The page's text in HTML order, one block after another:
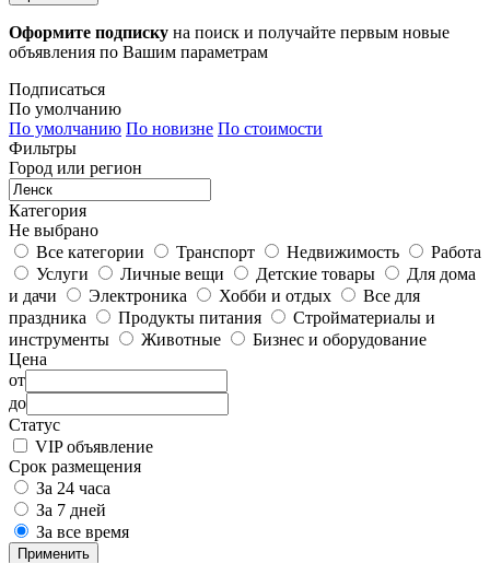
Оформите подписку на поиск и получайте первым новые
объявления по Вашим параметрам
Подписаться
По умолчанию
По умолчанию По новизне По стоимости
Фильтры
Город или регион
Категория
Не выбрано
Все категории
Транспорт Недвижимость
Работа
Услуги
Личные вещи Детские товары
Для дома
и дачи
Электроника Хобби и отдых
Все для
праздника
Продукты питания
Стройматериалы и
инструменты
Животные
Бизнес и оборудование
Цена
от
до
Статус
VIP объявление
Срок размещения
За 24 часа
За 7 дней
За все время
Применить